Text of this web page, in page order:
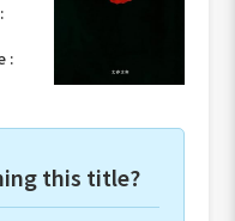
:
this title?